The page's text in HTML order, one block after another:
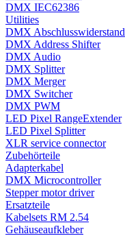
DMX IEC62386
Utilities
DMX Abschlusswiderstand
DMX Address Shifter
DMX Audio
DMX Splitter
DMX Merger
DMX Switcher
DMX PWM
LED Pixel RangeExtender
LED Pixel Splitter
XLR service connector
Zubehörteile
Adapterkabel
DMX Microcontroller
Stepper motor driver
Ersatzteile
Kabelsets RM 2.54
Gehäuseaufkleber